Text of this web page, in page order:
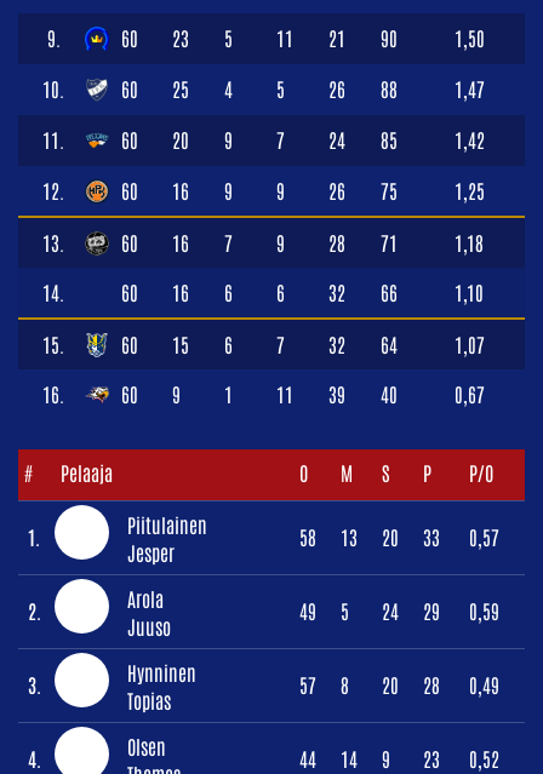
9. 60 23 5 11 21 90 1,50
10. 60 25 4 5 26 88 1,47
11. 60 20 9 7 24 85 1,42
12. 60 16 9 9 26 75 1,25
13. 60 16 7 9 28 71 1,18
14. 60 16 6 6 32 66 1,10
15. 60 15 6 7 32 64 1,07
16. 60 9 1 11 39 40 0,67
# Pelaaja O M S P P/O
1.
Piitulainen
Jesper
58 13 20 33 0,57
2.
Arola
Juuso
49 5 24 29 0,59
3.
Hynninen
Topias
57 8 20 28 0,49
4.
Olsen
44 14 9 23 0,52